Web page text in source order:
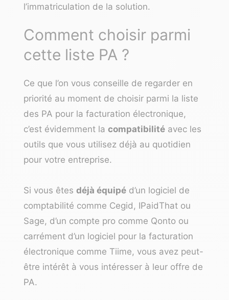
l’immatriculation de la solution.
Comment choisir parmi
cette liste PA ?
Ce que l’on vous conseille de regarder en
priorité au moment de choisir parmi la liste
des PA pour la facturation électronique,
c’est évidemment la compatibilité avec les
outils que vous utilisez déjà au quotidien
pour votre entreprise.
Si vous êtes déjà équipé d’un logiciel de
comptabilité comme Cegid , IPaidThat ou
Sage, d’un compte pro comme Qonto ou
carrément d’un logiciel pour la facturation
électronique comme Tiime, vous avez peut-
être intérêt à vous intéresser à leur offre de
PA.